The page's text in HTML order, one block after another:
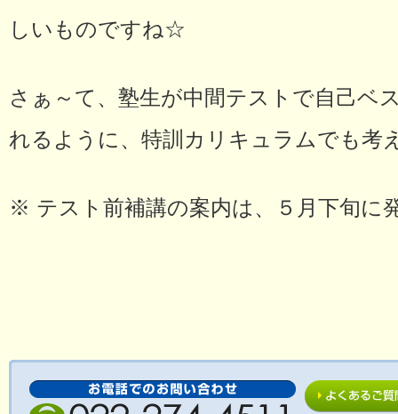
しいものですね☆
さぁ～て、塾生が中間テストで自己ベ
れるように、特訓カリキュラムでも考
※ テスト前補講の案内は、５月下旬に